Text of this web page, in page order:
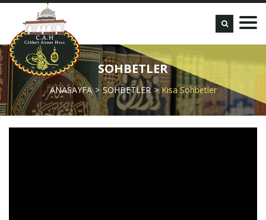
SOHBETLER
ANASAYFA SOHBETLER Kısa Sohbetler